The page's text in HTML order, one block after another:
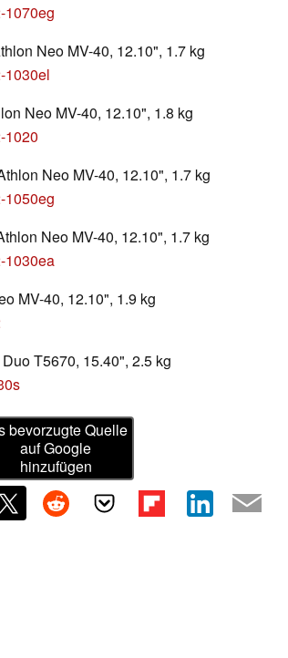
1070eg
Neo MV-40, 12.10", 1.7 kg
1030el
Neo MV-40, 12.10", 1.8 kg
1020
Neo MV-40, 12.10", 1.7 kg
1050eg
Neo MV-40, 12.10", 1.7 kg
1030ea
MV-40, 12.10", 1.9 kg
T5670, 15.40", 2.5 kg
bevorzugte Quelle
auf Google
hinzufügen